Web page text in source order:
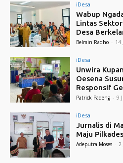
iDesa
Wabup
Lintas
Desa
Belmin Radho - 14
iDesa
Unwira
Oesena
Responsif
Patrick Padeng - 9
iDesa
Jurnalis di
Maju
Adeputra Moses - 2